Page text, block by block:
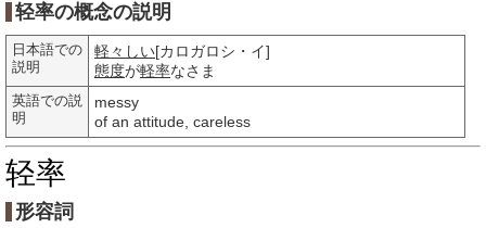
轻率の概念の説明
日本語での
説明
軽々しい[カロガロシ・イ]
態度が軽率なさま
英語での説
明
messy
of an attitude, careless
轻率
形容詞